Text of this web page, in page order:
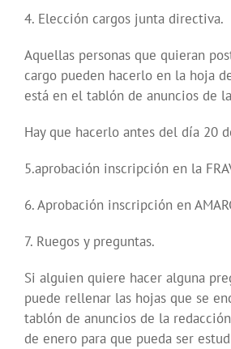
4. Elección cargos junta directiva.
Aquellas personas que quieran
cargo pueden hacerlo en la hoja
está en el tablón de anuncios de
Hay que hacerlo antes del día 20
5.aprobación inscripción en la
6. Aprobación inscripción en
7. Ruegos y preguntas.
Si alguien quiere hacer alguna
puede rellenar las hojas que se
tablón de anuncios de la
de enero para que pueda ser